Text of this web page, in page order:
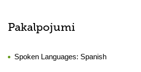
Pakalpojumi
Spoken Languages: Spanish